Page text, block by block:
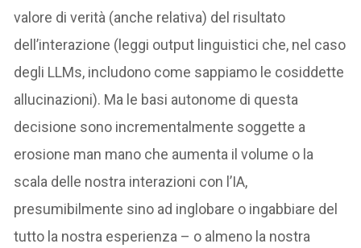
valore di verità (anche relativa) del risultato
dell’interazione (leggi output linguistici che, nel caso
degli LLMs, includono come sappiamo le cosiddette
allucinazioni). Ma le basi autonome di questa
decisione sono incrementalmente soggette a
erosione man mano che aumenta il volume o la
scala delle nostra interazioni con l’IA,
presumibilmente sino ad inglobare o ingabbiare del
tutto la nostra esperienza – o almeno la nostra